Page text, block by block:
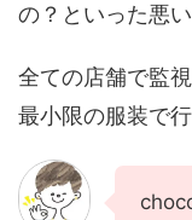
の？といった悪
全ての店舗で監
最小限の服装で